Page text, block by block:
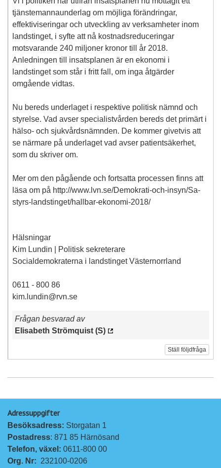
tjänstemannaunderlag om möjliga förändringar,
effektiviseringar och utveckling av verksamheter inom
landstinget, i syfte att nå kostnadsreduceringar
motsvarande 240 miljoner kronor till år 2018.
Anledningen till insatsplanen är en ekonomi i
landstinget som står i fritt fall, om inga åtgärder
omgående vidtas.
Nu bereds underlaget i respektive politisk nämnd och
styrelse. Vad avser specialistvården bereds det primärt i
hälso- och sjukvårdsnämnden. De kommer givetvis att
se närmare på underlaget vad avser patientsäkerhet,
som du skriver om.
Mer om den pågående och fortsatta processen finns att
läsa om på http://www.lvn.se/Demokrati-och-insyn/Sa-
styrs-landstinget/hallbar-ekonomi-2018/
Hälsningar
Kim Lundin | Politisk sekreterare
Socialdemokraterna i landstinget Västernorrland
0611 - 800 86
kim.lundin@rvn.se
Frågan besvarad av
Elisabeth Strömquist (S)
Ställ följdfråga
Adressuppgifter
Besöksadress: Storgatan 1
Postadress: 871 85 Härnösand
Telefon, växel: 0611-800 00
Org. Nr: 232100-0206